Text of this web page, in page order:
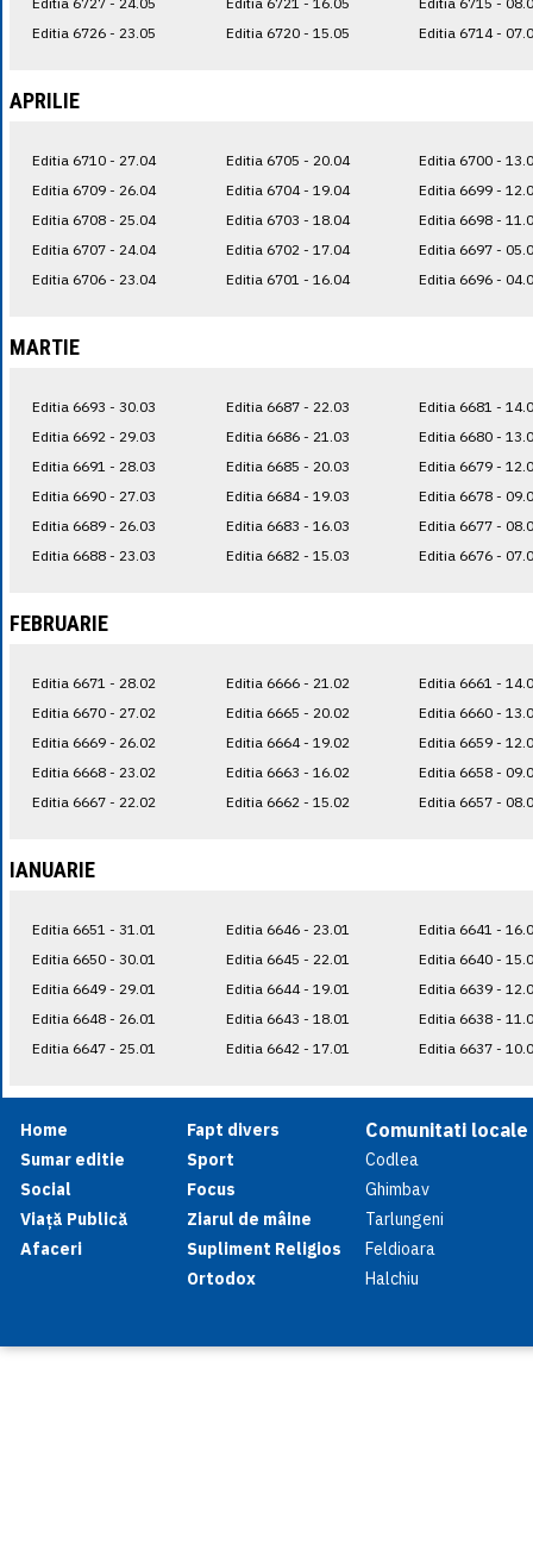
Editia 6726 - 23.05
Editia 6720 - 15.05
Editia 6714 -
APRILIE
Editia 6710 - 27.04
Editia 6709 - 26.04
Editia 6708 - 25.04
Editia 6707 - 24.04
Editia 6706 - 23.04
Editia 6705 - 20.04
Editia 6704 - 19.04
Editia 6703 - 18.04
Editia 6702 - 17.04
Editia 6701 - 16.04
Editia 6700 -
Editia 6699 -
Editia 6698 -
Editia 6697 -
Editia 6696 -
MARTIE
Editia 6693 - 30.03
Editia 6692 - 29.03
Editia 6691 - 28.03
Editia 6690 - 27.03
Editia 6689 - 26.03
Editia 6688 - 23.03
Editia 6687 - 22.03
Editia 6686 - 21.03
Editia 6685 - 20.03
Editia 6684 - 19.03
Editia 6683 - 16.03
Editia 6682 - 15.03
Editia 6681 -
Editia 6680 -
Editia 6679 -
Editia 6678 -
Editia 6677 -
Editia 6676 -
FEBRUARIE
Editia 6671 - 28.02
Editia 6670 - 27.02
Editia 6669 - 26.02
Editia 6668 - 23.02
Editia 6667 - 22.02
Editia 6666 - 21.02
Editia 6665 - 20.02
Editia 6664 - 19.02
Editia 6663 - 16.02
Editia 6662 - 15.02
Editia 6661 -
Editia 6660 -
Editia 6659 -
Editia 6658 -
Editia 6657 -
IANUARIE
Editia 6651 - 31.01
Editia 6650 - 30.01
Editia 6649 - 29.01
Editia 6648 - 26.01
Editia 6647 - 25.01
Editia 6646 - 23.01
Editia 6645 - 22.01
Editia 6644 - 19.01
Editia 6643 - 18.01
Editia 6642 - 17.01
Editia 6641 -
Editia 6640 -
Editia 6639 -
Editia 6638 -
Editia 6637 -
Home
Sumar editie
Social
Viață Publică
Afaceri
Fapt divers
Sport
Focus
Ziarul de mâine
Supliment Religios
Ortodox
Comunitati locale
Codlea
Ghimbav
Tarlungeni
Feldioara
Halchiu